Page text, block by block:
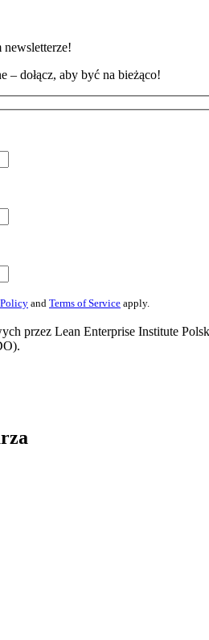
– dołącz, aby być na bieżąco!
and Terms of Service apply.
przez Lean Enterprise Institute